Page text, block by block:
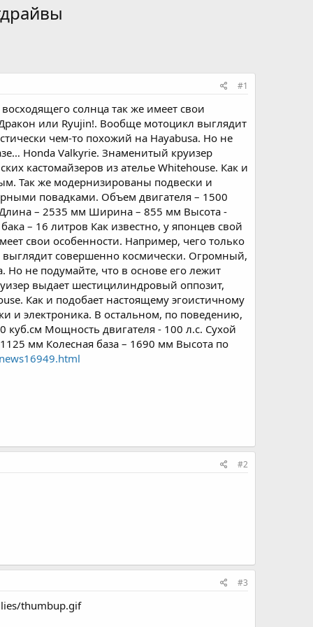
#1
солнца так же имеет свои
или Ryujin!. Вообще мотоцикл выглядит
чем-то похожий на Hayabusa. Но не
Honda Valkyrie. Знаменитый круизер
кастомайзеров из ателье Whitehouse. Как и
Так же модернизированы подвески и
повадками. Объем двигателя – 1500
Длина – 2535 мм Ширина – 855 мм Высота -
– 16 литров Как известно, у японцев свой
свои особенности. Например, чего только
совершенно космически. Огромный,
Но не подумайте, что в основе его лежит
выдает шестицилиндровый оппозит,
Как и подобает настоящему эгоистичному
и электроника. В остальном, по поведению,
куб.см Мощность двигателя - 100 л.с. Сухой
мм Колесная база – 1690 мм Высота по
#2
#3
thumbup.gif